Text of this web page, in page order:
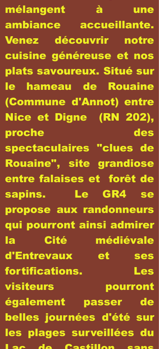
mélangent à une
ambiance accueillante.
Venez découvrir notre
cuisine généreuse et nos
plats savoureux. Situé sur
le hameau de Rouaine
(Commune d'Annot) entre
Nice et Digne (RN 202),
proche des
spectaculaires "clues de
Rouaine", site grandiose
entre falaises et forêt de
sapins. Le GR4 se
propose aux randonneurs
qui pourront ainsi admirer
la Cité médiévale
d'Entrevaux et ses
fortifications. Les
visiteurs pourront
également passer de
belles journées d'été sur
les plages surveillées du